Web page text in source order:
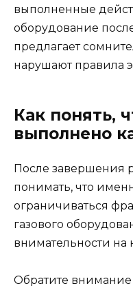
выполненные
оборудование
предлагает
нарушают правила
Как понять,
выполнено
После завершения
понимать, что
ограничиваться
газового
внимательности на
Обратите